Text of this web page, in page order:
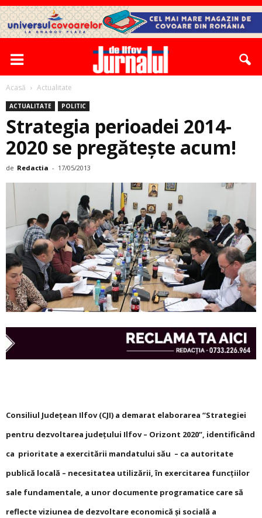
Acasă Actualitate
ACTUALITATE POLITIC
Strategia perioadei 2014-
2020 se pregătește acum!
de Redactia - 17/05/2013
Consiliul Județean Ilfov (CJI) a demarat elaborarea “Strategiei
pentru dezvoltarea județului Ilfov – Orizont 2020”, identificând
ca prioritate a exercitării mandatului său – ca autoritate
publică locală – necesitatea utilizării, în exercitarea funcțiilor
sale fundamentale, a unor documente programatice care să
reflecte viziunea de dezvoltare economică și socială a